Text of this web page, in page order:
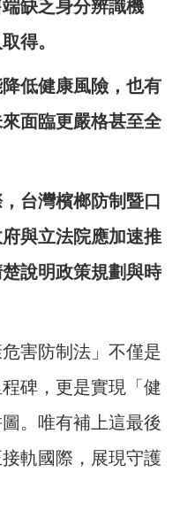
缺乏身分辨識機
得。
低健康風險，也有
面臨更嚴格甚至全
台灣檳榔防制暨口
與立法院應加速推
說明政策規劃與時
害防制法」不僅是
碑，更是實現「健
。唯有補上這最後
軌國際，展現守護